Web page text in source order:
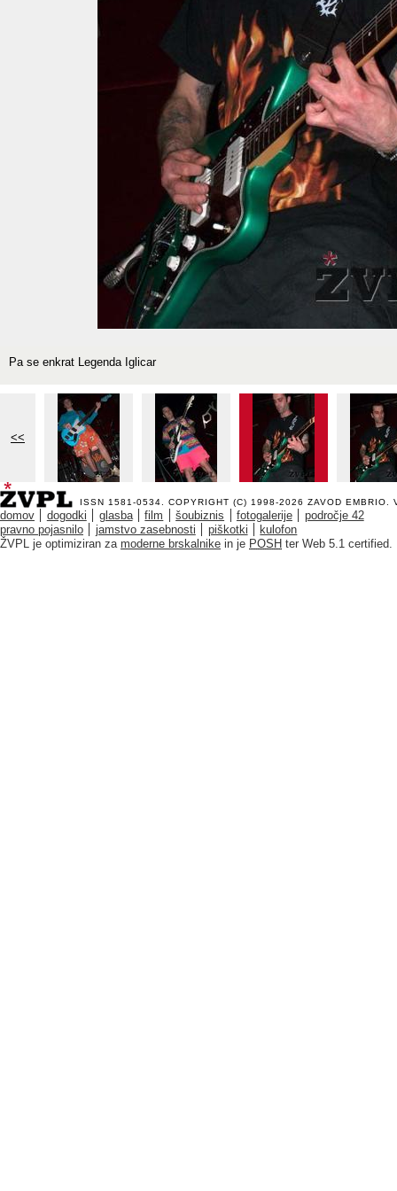
Pa se enkrat Legenda Iglicar
<<
ISSN 1581-0534. COPYRIGHT (C) 1998-2026 ZAVOD EMBRIO .
domov dogodki glasba film šoubiznis fotogalerije
področje 42
pravno pojasnilo
jamstvo zasebnosti piškotki
kulofon
ŽVPL je optimiziran za moderne brskalnike in je POSH ter Web 5.1 certified.